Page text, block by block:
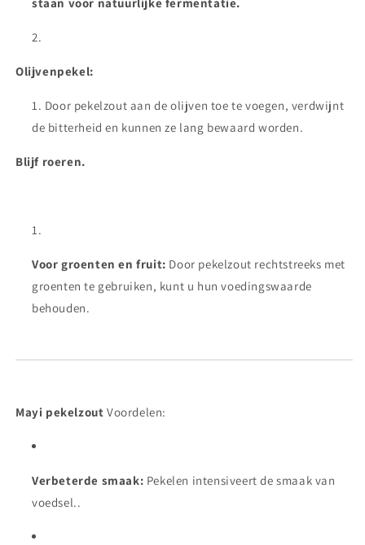
Olijvenpekel:
Door pekelzout aan de olijven toe te voegen, verdwijnt
de bitterheid en kunnen ze lang bewaard worden.
Blijf roeren.
Voor groenten en fruit: Door pekelzout rechtstreeks met
groenten te gebruiken, kunt u hun voedingswaarde
behouden.
Mayi pekelzout Voordelen:
Verbeterde smaak: Pekelen intensiveert de smaak van
voedsel..